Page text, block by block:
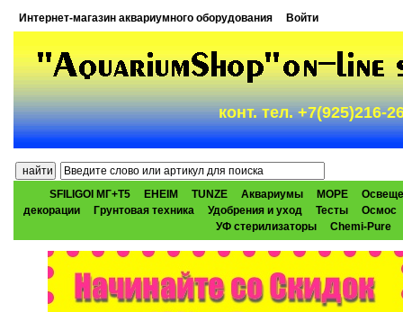
Интернет-магазин аквариумного оборудования Войти
конт. тел. +7(925)216-
SFILIGOI МГ+Т5 EHEIM TUNZE Аквариумы МОРЕ
декорации
Грунтовая техника Удобрения и уход Тесты
Осмос
УФ стерилизаторы
Chemi-Pure